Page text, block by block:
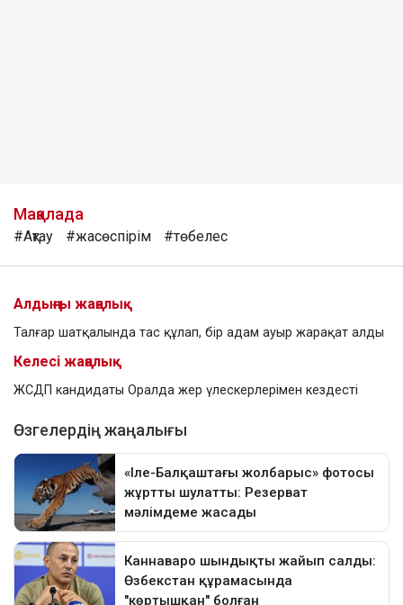
Мақалада
#Ақтау #жасөспірім #төбелес
Алдыңғы жаңалық
Талғар шатқалында тас құлап, бір адам ауыр жарақат алды
Келесі жаңалық
ЖСДП кандидаты Оралда жер үлескерлерімен кездесті